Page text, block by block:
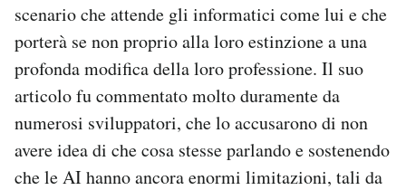
scenario che attende gli informatici come lui e che
porterà se non proprio alla loro estinzione a una
profonda modifica della loro professione. Il suo
articolo fu commentato molto duramente da
numerosi sviluppatori, che lo accusarono di non
avere idea di che cosa stesse parlando e sostenendo
che le AI hanno ancora enormi limitazioni, tali da